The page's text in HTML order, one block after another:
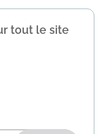
les jeux
...En
tout le site